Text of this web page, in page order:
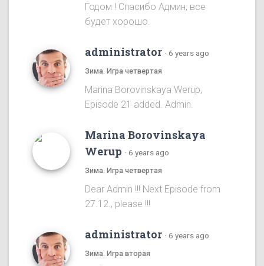
Годом ! Спасибо Админ, все
будет хорошо.
administrator · 6 years ago
Зима. Игра четвертая
Marina Borovinskaya Werup,
Episode 21 added. Admin.
Marina Borovinskaya
Werup · 6 years ago
Зима. Игра четвертая
Dear Admin !!! Next Episode from
27.12., please !!!
administrator · 6 years ago
Зима. Игра вторая